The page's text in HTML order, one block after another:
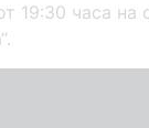
19:30 часа